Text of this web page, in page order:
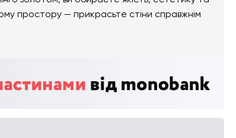
простору — прикрасьте стіни справжнім